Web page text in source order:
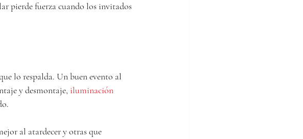
pierde fuerza cuando los invitados
lo respalda. Un buen evento al
y desmontaje, iluminación
al atardecer y otras que